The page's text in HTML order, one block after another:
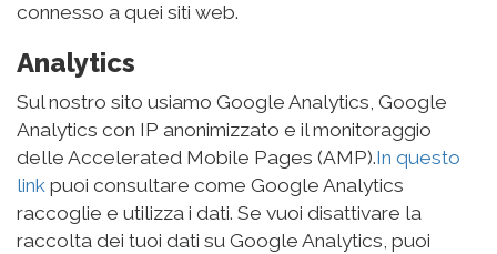
connesso a quei siti web.
Analytics
Sul nostro sito usiamo Google Analytics, Google
Analytics con IP anonimizzato e il monitoraggio
delle Accelerated Mobile Pages (AMP).In questo
link puoi consultare come Google Analytics
raccoglie e utilizza i dati. Se vuoi disattivare la
raccolta dei tuoi dati su Google Analytics, puoi